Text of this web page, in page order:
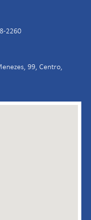
2260
99, Centro,